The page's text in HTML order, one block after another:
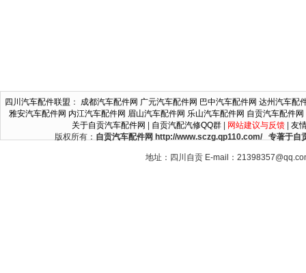
四川汽车配件联盟 ： 成都汽车配件网 广元汽车配件网 巴中汽车配件网 达州汽车配
雅安汽车配件网 内江汽车配件网 眉山汽车配件网 乐山汽车配件网 自贡汽车配件网
关于自贡汽车配件网
自贡汽配汽修QQ群| 网站建议与反馈| 友
版权所有： 自贡汽车配件网 http://www.sczg.qp110.com/ 专著于自
地址：四川自贡 E-mail：